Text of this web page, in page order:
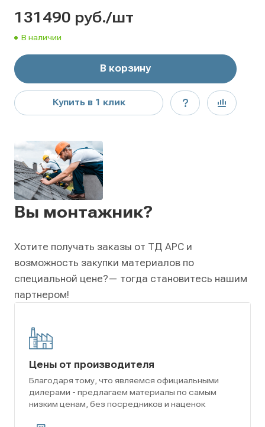
131490 руб./шт
В наличии
В корзину
Купить в 1 клик
Вы монтажник?
Хотите получать заказы от ТД АРС и
возможность закупки материалов по
специальной цене?— тогда становитесь нашим
партнером!
Цены от производителя
Благодаря тому, что являемся официальными
дилерами - предлагаем материалы по самым
низким ценам, без посредников и наценок